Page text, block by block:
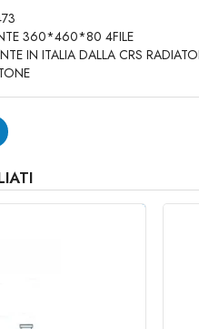
360*460*80 4FILE
IN ITALIA DALLA CRS